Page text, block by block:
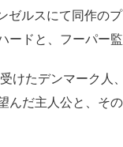
ゼルスにて同作の
ドと、フーパー監
けたデンマーク人
んだ主人公と、そ